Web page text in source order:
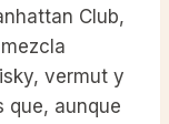
Club,
vermut y
que, aunque